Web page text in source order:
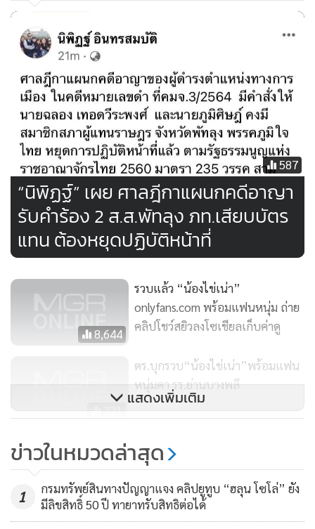
ระยะหลัง อาจารย์ ม.ธรรมศาสตร์หลายคน “ตรรกะเพี้ยน” จึง
ผลิตนักศึกษา “ตรรกะเพี้ยน” ออกมาหลายคน เช่น เด็กตั้ง
คำถามว่า ก็รัฐมนตรียังโกงได้แล้วทำไมชาวนาจะโกงบ้างไม่ได้
หรือชาวบ้านรีวิวขายสินค้าได้ ทำไมพระสงฆ์จะรีวิวขายสินค้าบ้าง
ไม่ได้
การกระทำบางอย่างของมนุษย์แม้กระทำกับตัวเองก็ทำไม่ได้
หากการกระทำนั้นเป็นการ “ลดทอนศักดิ์ศรีของความเป็น
มนุษย์” เช่น การประกาศขายอวัยวะ ขายไต ขายดวงตา ของตัว
เองเพราะความยากจน ก็ยังเถียงกันว่าทำได้หรือไม่ การที่เด็ก
และเยาวชนเอาฉากการร่วมเพศของตัวเองลงคลิปและขายแก่คน
ที่อยากดู มันเป็นการ “ลดทอนศักดิ์ศรีของความเป็นมนุษย์” ผม
กลัวอาจารย์จะสอนเด็กว่า หมาเป็นสัตว์ คนก็เป็นสัตว์ เมื่อหมา
เป็นสัตว์ร่วมเพศกันกลางถนนได้ เพราะงั้นคนที่เป็นสัตว์ก็ร่วม
เพศกันกลางถนนได้ ผมว่าสักวันหนึ่ง ม.ธรรมศาสตร์ที่ผมรักก็
อาจไปถึงจุดนั้น นี่ถ้าเป็นญาติของอาจารย์ทำอย่างนี้ อาจารย์จะ
ขึ้นโพสต์ประกาศไหมครับว่า ญาติของอาจารย์คนหนึ่งออกคลิป
การร่วมเพศฉากใหม่แล้ว ใครสนใจให้ไปเสียเงินเข้าไปชมกันได้
ถ้าทำอย่างนั้นก็บ้าไปแล้ว!! ผมว่า ตอนนี้โควิดเริ่มเบาลงแล้ว
ผศ.ดร.อดิศร จันทรสุข แวะไปที่ รพ.ธรรมศาสตร์ ตรวจสุขภาพ
จิตเสียหน่อยเป็นไร??
ที่ผมซัด ม.ธรรมศาสตร์เต็มที่ และขึ้นต้นจ่าหน้าถึงอธิการบดี นี่
ผมมีเหตุผล เพราะผมก็จบโทจากธรรมศาสตร์ และเป็นศิษย์เก่าดี
เด่นของคณะรัฐศาสตร์ ม.ธรรมศาสตร์ การที่ผมลุกขึ้นเอาไม้หน้า
สามฟาดอาจารย์ธรรมศาสตร์ก็เพื่อปกป้องธรรมศาสตร์ หากเห็น
587
“นิพิฏฐ์” เผย ศาลฎีกาแผนกคดีอาญา
รับคำร้อง 2 ส.ส.พัทลุง ภท.เสียบบัตร
แทน ต้องหยุดปฏิบัติหน้าที่
8,644
รวบแล้ว “น้องไข่เน่า”
onlyfans.com พร้อมแฟนหนุ่ม ถ่าย
คลิปโชว์สยิวลงโซเชียลเก็บค่าดู
321
ตร.บุกรวบ“น้องไข่เน่า”พร้อมแฟน
หนุ่มคา รร.ย่านบางพลี
9,226
Onlyfans ประกาศเลิกทำ หลังมี
ปัญหากับตำรวจไซเบอร์
แสดงเพิ่มเติม
ข่าวในหมวดล่าสุด
1
กรมทรัพย์สินทางปัญญาแจง คลิปยูทูบ “ฮลุน โซโล่” ยัง
มีลิขสิทธิ์ 50 ปี ทายาทรับสิทธิต่อได้